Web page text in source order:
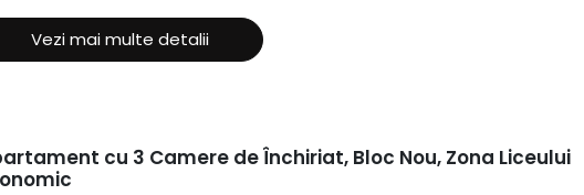
Vezi mai multe detalii
cu 3 Camere de Închiriat, Bloc Nou, Zona Liceului